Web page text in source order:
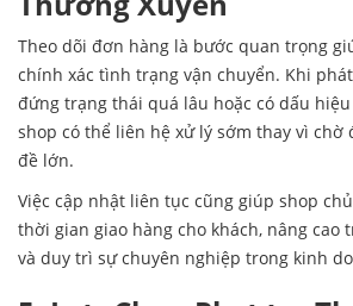
Theo dõi đơn hàng là bước quan trọng
chính xác tình trạng vận chuyển. Khi
đứng trạng thái quá lâu hoặc có dấu
shop có thể liên hệ xử lý sớm thay vì chờ
đề lớn.
Việc cập nhật liên tục cũng giúp shop
thời gian giao hàng cho khách, nâng cao
và duy trì sự chuyên nghiệp trong kinh